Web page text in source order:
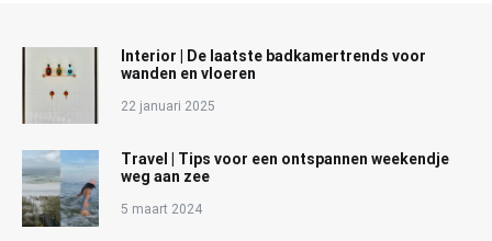
Interior | De laatste badkamertrends voor
wanden en vloeren
22 januari 2025
Travel | Tips voor een ontspannen weekendje
weg aan zee
5 maart 2024